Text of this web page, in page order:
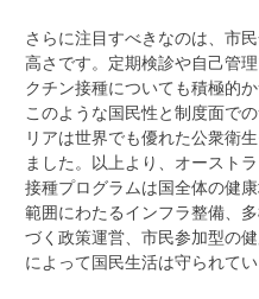
さらに注目すべきなのは、市
高さです。定期検診や自己管
クチン接種についても積極的
このような国民性と制度面で
リアは世界でも優れた公衆衛
ました。以上より、オースト
接種プログラムは国全体の健
範囲にわたるインフラ整備、
づく政策運営、市民参加型の
によって国民生活は守られてい